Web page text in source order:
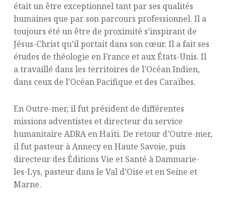
était un être exceptionnel tant par ses qualités
humaines que par son parcours professionnel. Il a
toujours été un être de proximité s’inspirant de
Jésus-Christ qu’il portait dans son cœur. Il a fait ses
études de théologie en France et aux États-Unis. Il
a travaillé dans les territoires de l’Océan Indien,
dans ceux de l’Océan Pacifique et des Caraïbes.
En Outre-mer, il fut président de différentes
missions adventistes et directeur du service
humanitaire ADRA en Haïti. De retour d’Outre-mer,
il fut pasteur à Annecy en Haute Savoie, puis
directeur des Éditions Vie et Santé à Dammarie-
les-Lys, pasteur dans le Val d’Oise et en Seine et
Marne.